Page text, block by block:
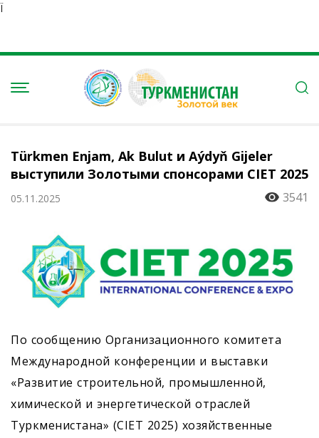
Ï
Türkmen Enjam, Ak Bulut и Aýdyň Gijeler
выступили Золотыми спонсорами CIET 2025
05.11.2025 3541
По сообщению Организационного комитета
Международной конференции и выставки
«Развитие строительной, промышленной,
химической и энергетической отраслей
Туркменистана» (CIET 2025) хозяйственные